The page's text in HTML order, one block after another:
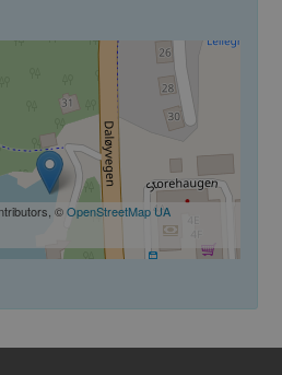
©OpenStreetMap UA